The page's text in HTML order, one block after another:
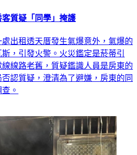
質疑「同學」掩護
出租透天厝發生氣爆意外，氣爆的
，引發火警。火災鑑定是菸蒂引
線路老舊，質疑鑑識人員是房東的
認質疑，澄清為了避嫌，房東的同
。